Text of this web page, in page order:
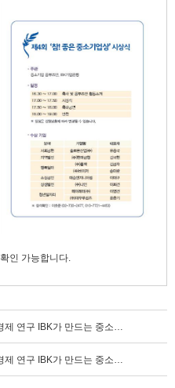
인 가능합니다.
IBK가 만드는 중소기업 경제 연구 IBK가 만드는 중소기업 경제 연구
IBK가 만드는 중소기업 경제 연구 IBK가 만드는 중소기업 경제 연구